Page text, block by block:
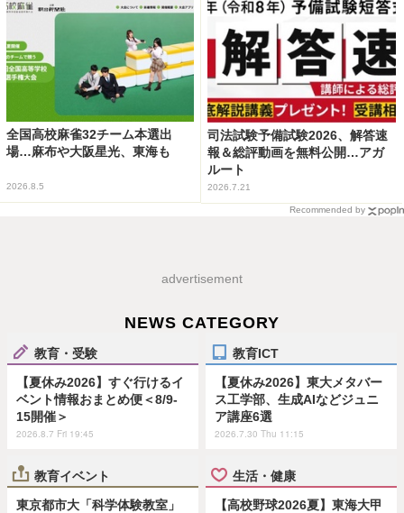
全国高校麻雀32チーム本選出
場…麻布や大阪星光、東海も
2026.8.5
司法試験予備試験2026、解答速
報＆総評動画を無料公開…アガ
ルート
2026.7.21
Recommended by
advertisement
NEWS CATEGORY
教育・受験
【夏休み2026】すぐ行けるイ
ベント情報おまとめ便＜8/9-
15開催＞
2026.8.7 Fri 19:45
教育ICT
【夏休み2026】東大メタバー
ス工学部、生成AIなどジュニ
ア講座6選
2026.7.30 Thu 11:15
教育イベント
東京都市大「科学体験教室」
生活・健康
【高校野球2026夏】東海大甲